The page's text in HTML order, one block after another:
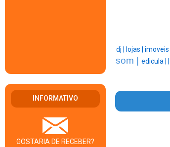
INFORMATIVO
GOSTARIA DE RECEBER?
dj | lojas | imoveis |
som | edicula |